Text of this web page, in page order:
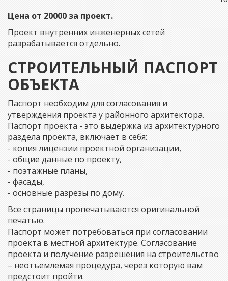
Цена от 20000 за проект.
Проект внутренних инженерных сетей
разрабатывается отдельно.
СТРОИТЕЛЬНЫЙ ПАСПОРТ
ОБЪЕКТА
Паспорт необходим для согласования и
утверждения проекта у районного архитектора.
Паспорт проекта - это выдержка из архитектурного
раздела проекта, включает в себя:
- копия лицензии проектной организации,
- общие данные по проекту,
- поэтажные планы,
- фасады,
- основные разрезы по дому.
Все страницы пропечатываются оригинальной
печатью.
Паспорт может потребоваться при согласовании
проекта в местной архитектуре. Согласование
проекта и получение разрешения на строительство
– неотъемлемая процедура, через которую вам
предстоит пройти.